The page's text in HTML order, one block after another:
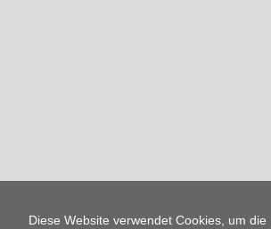
Diese Website verwendet Cookies, um die